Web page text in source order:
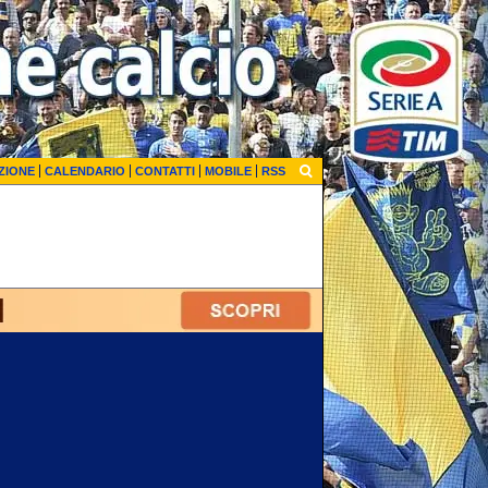
CALENDARIO CONTATTI MOBILE RSS